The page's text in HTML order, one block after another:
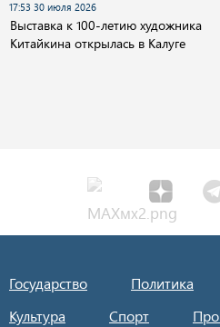
17:53 30 июля 2026
Выставка к 100-летию художника
Китайкина открылась в Калуге
Государство Политика
Культура
Спорт